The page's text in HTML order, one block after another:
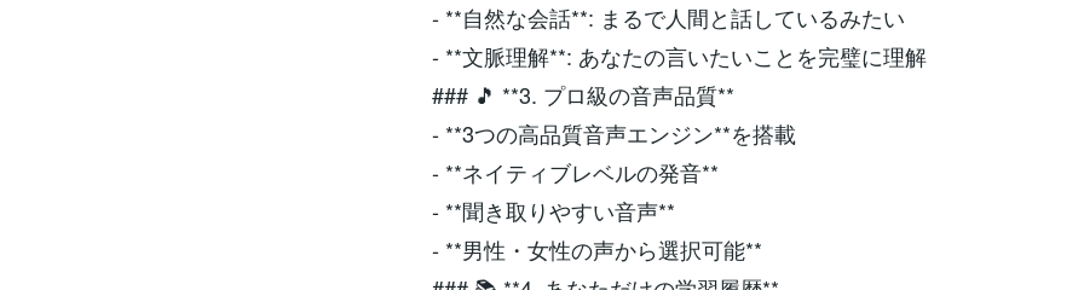
- **自然な会話**: まるで人間と話しているみたい
- **文脈理解**: あなたの言いたいことを完璧に理解
### 🎵 **3. プロ級の音声品質**
- **3つの高品質音声エンジン**を搭載
- **ネイティブレベルの発音**
- **聞き取りやすい音声**
- **男性・女性の声から選択可能**